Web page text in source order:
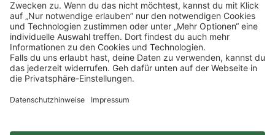
Klickehier, um alle offenen Jobs zu sehen.
Impressum Datenschutz
Privatsphäre-Einstellungen
FAQ
Veranstaltungen
Sitemap